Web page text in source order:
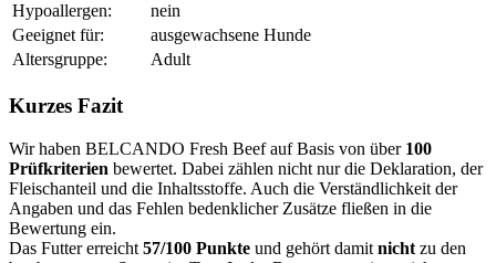
Hypoallergen:
nein
Geeignet für:
ausgewachsene Hunde
Altersgruppe:
Adult
Kurzes Fazit
Wir haben BELCANDO Fresh Beef auf Basis von über 100
Prüfkriterien bewertet. Dabei zählen nicht nur die Deklaration, der
Fleischanteil und die Inhaltsstoffe. Auch die Verständlichkeit der
Angaben und das Fehlen bedenklicher Zusätze fließen in die
Bewertung ein.
Das Futter erreicht 57/100 Punkte und gehört damit nicht zu den